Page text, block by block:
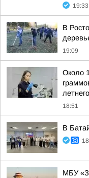
19:33
В
19:09
Около
18:51
В
МБУ